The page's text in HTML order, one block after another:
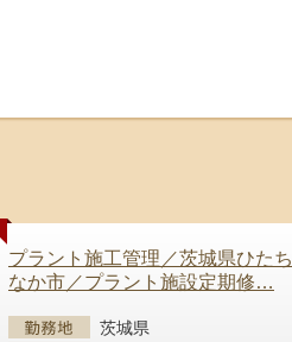
プラント施工管理／茨城県ひたち
なか市／プラント施設定期修…
茨城県